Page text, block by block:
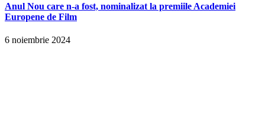
Anul Nou care n-a fost, nominalizat la premiile Academiei
Europene de Film
6 noiembrie 2024